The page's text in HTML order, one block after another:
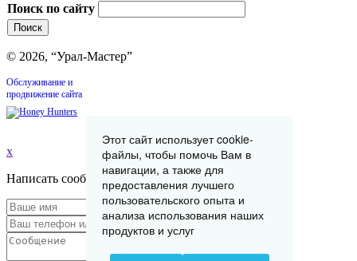
Поиск по сайту
© 2026, “Урал-Мастер”
Обслуживание и
продвижение сайта
x
Написать сообщение
Этот сайт использует cookie-
файлы, чтобы помочь Вам в
навигации, а также для
предоставления лучшего
пользовательского опыта и
анализа использования наших
продуктов и услуг